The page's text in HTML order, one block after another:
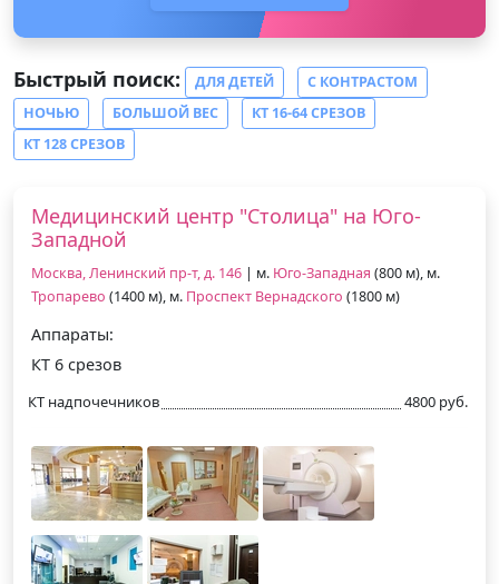
Быстрый поиск: ДЛЯ ДЕТЕЙ
С КОНТРАСТОМ
НОЧЬЮ
БОЛЬШОЙ ВЕС
КТ 16-64 СРЕЗОВ
КТ 128 СРЕЗОВ
Медицинский центр "Столица" на Юго-
Западной
Москва, Ленинский пр-т, д. 146 | м. Юго-Западная (800 м), м.
Тропарево (1400 м), м. Проспект Вернадского (1800 м)
Аппараты:
КТ 6 срезов
КТ надпочечников 4800 руб.